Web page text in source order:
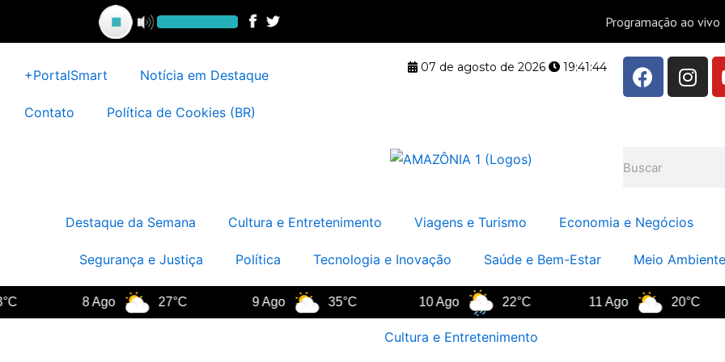
conteúdo
+PortalSmart Notícia em Destaque
Contato Política de Cookies (BR)
07 de agosto de 2026 19:41:44
F
a
o
I
n
m
Destaque da Semana Cultura e Entretenimento Viagens e Turismo Economia e Negócios
Segurança e Justiça Política Tecnologia e Inovação Saúde e Bem-Estar Meio
8 Ago 27°C 9 Ago 35°C 10 Ago 22°C 11 Ago 20°C
Cultura e Entretenimento